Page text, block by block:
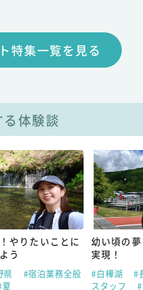
特集一覧を見る
る体験談
やりたいことに
う
県
#宿泊業務全般
幼い頃の
実現！
#白樺湖
#
スタッフ